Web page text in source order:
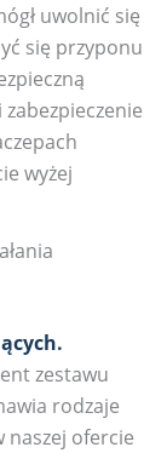
uwolnić się
się przyponu
wyżej
zestawu
rodzaje
naszej ofercie